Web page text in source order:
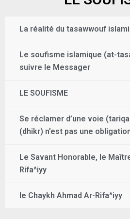
La réalité du tasawwouf
Le soufisme islamique (at-
suivre le Messager
LE SOUFISME
Se réclamer d’une voie
(dhikr) n’est pas une
Le Savant Honorable, le
Rifa^iyy
le Chaykh Ahmad Ar-Rifa^iyy